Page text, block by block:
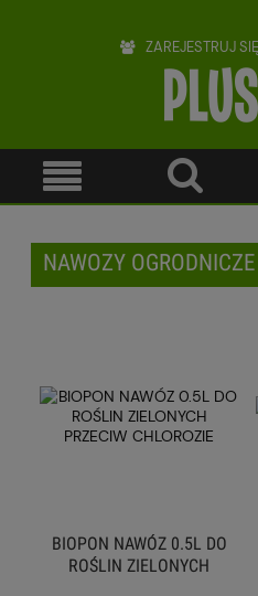
ZAREJESTRUJ SIĘ
NAWOZY OGRODNICZE
BIOPON NAWÓZ 0.5L DO
ROŚLIN ZIELONYCH